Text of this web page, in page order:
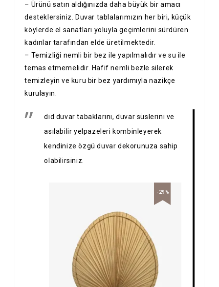
– Ürünü satın aldığınızda daha büyük bir amacı
desteklersiniz. Duvar tablalarımızın her biri, küçük
köylerde el sanatları yoluyla geçimlerini sürdüren
kadınlar tarafından elde üretilmektedir.
– Temizliği nemli bir bez ile yapılmalıdır ve su ile
temas etmemelidir. Hafif nemli bezle silerek
temizleyin ve kuru bir bez yardımıyla nazikçe
kurulayın.
did duvar tabaklarını, duvar süslerini ve
asılabilir yelpazeleri kombinleyerek
kendinize özgü duvar dekorunuza sahip
olabilirsiniz.
-29%